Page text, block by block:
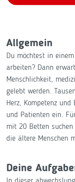
Allgemein
Du möchtest in
arbeiten? Dann
Menschlichkeit,
gelebt werden.
Herz, Kompetenz
und Patienten ein.
mit 20 Betten
die ältere Menschen
Deine